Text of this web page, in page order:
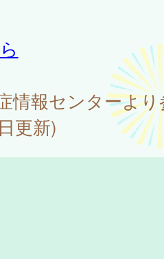
情報センターよ
更新)